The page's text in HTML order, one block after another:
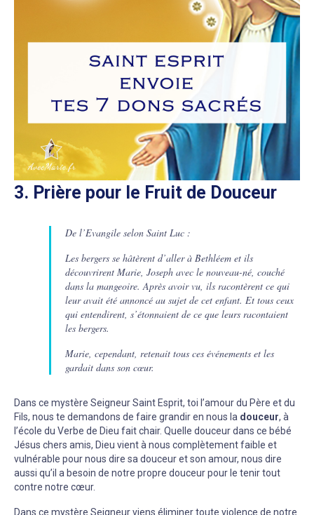
3. Prière pour le Fruit de Douceur
De l’Evangile selon Saint Luc :
Les bergers se hâtèrent d’aller à Bethléem et ils
découvrirent Marie, Joseph avec le nouveau-né, couché
dans la mangeoire. Après avoir vu, ils racontèrent ce qui
leur avait été annoncé au sujet de cet enfant. Et tous ceux
qui entendirent, s’étonnaient de ce que leurs racontaient
les bergers.
Marie, cependant, retenait tous ces événements et les
gardait dans son cœur.
Dans ce mystère Seigneur Saint Esprit, toi l’amour du Père et du
Fils, nous te demandons de faire grandir en nous la douceur, à
l’école du Verbe de Dieu fait chair. Quelle douceur dans ce bébé
Jésus chers amis, Dieu vient à nous complètement faible et
vulnérable pour nous dire sa douceur et son amour, nous dire
aussi qu’il a besoin de notre propre douceur pour le tenir tout
contre notre cœur.
Dans ce mystère Seigneur viens éliminer toute violence de notre